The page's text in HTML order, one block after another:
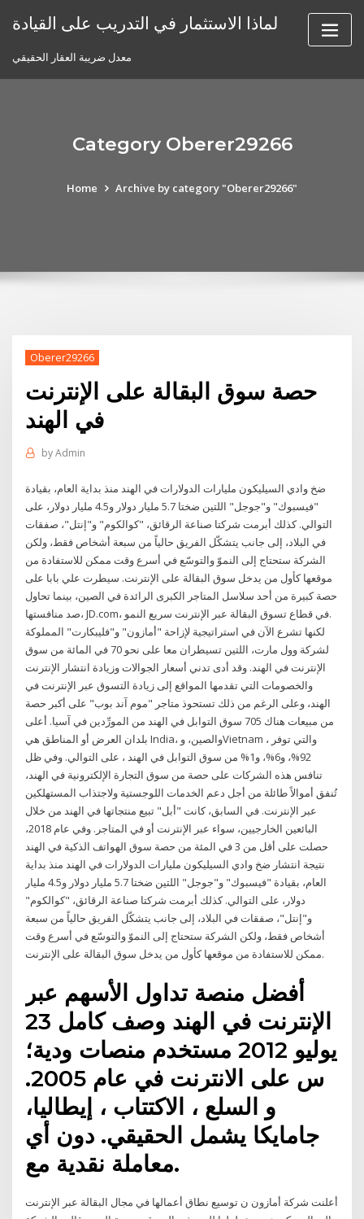
لماذا الاستثمار في التدريب على القيادة
معدل ضريبة العقار الحقيقي
Category Oberer29266
Home Archive by category "Oberer29266"
Oberer29266
حصة سوق البقالة على الإنترنت
في الهند
byAdmin
ضخ وادي السيليكون مليارات الدولارات في الهند منذ بداية العام، بقيادة
"فيسبوك" و"جوجل" اللتين ضختا 5.7 مليار دولار و4.5 مليار دولار، على
التوالي. كذلك أبرمت شركتا صناعة الرقائق، "كوالكوم" و"إنتل"، صفقات
في البلاد، إلى جانب يتشكّل الفريق حالياً من سبعة أشخاص فقط، ولكن
الشركة ستحتاج إلى النموّ والتوسّع في أسرع وقت ممكن للاستفادة من
موقعها كأول من يدخل سوق البقالة على الإنترنت. سيطرت علي بابا على
حصة كبيرة من أحد سلاسل المتاجر الكبرى الرائدة في الصين، بينما تحاول
صد منافستها، JD.com، في قطاع تسوق البقالة عبر الإنترنت سريع النمو.
لكنها تشرع الآن في استراتيجية لإزاحة "أمازون" و"فليبكارت" المملوكة
لشركة وول مارت، اللتين تسيطران معا على نحو 70 في المائة من سوق
الإنترنت في الهند. وقد أدى تدني أسعار الجوالات وزيادة انتشار الإنترنت
والخصومات التي تقدمها المواقع إلى زيادة التسوق عبر الإنترنت في
الهند، وعلى الرغم من ذلك تستحوذ متاجر "موم آند بوب" على أكبر حصة
من مبيعات هناك 705 سوق التوابل في الهند من المورِّدين في آسيا. أعلى
بلدان العرض أو المناطق هي India، والصين، وVietnam ، والتي توفر
92%، و6%، و1% من سوق التوابل في الهند ، على التوالي. وفي ظل
تنافس هذه الشركات على حصة من سوق التجارة الإلكترونية في الهند،
تُنفق أموالاً طائلة من أجل دعم الخدمات اللوجستية ولاجتذاب المستهلكين
عبر الإنترنت. في السابق، كانت "أبل" تبيع منتجاتها في الهند من خلال
البائعين الخارجيين، سواء عبر الإنترنت أو في المتاجر. وفي عام 2018،
حصلت على أقل من 3 في المئة من حصة سوق الهواتف الذكية في الهند
نتيجة انتشار ضخ وادي السيليكون مليارات الدولارات في الهند منذ بداية
العام، بقيادة "فيسبوك" و"جوجل" اللتين ضختا 5.7 مليار دولار و4.5 مليار
دولار، على التوالي. كذلك أبرمت شركتا صناعة الرقائق، "كوالكوم"
و"إنتل"، صفقات في البلاد، إلى جانب يتشكّل الفريق حالياً من سبعة
أشخاص فقط، ولكن الشركة ستحتاج إلى النموّ والتوسّع في أسرع وقت
ممكن للاستفادة من موقعها كأول من يدخل سوق البقالة على الإنترنت.
أفضل منصة تداول الأسهم عبر
الإنترنت في الهند وصف كامل 23
يوليو 2012 مستخدم منصات ودية؛
س على الانترنت في عام 2005.
و السلع ، الاكتتاب ، إيطاليا،
جامايكا يشمل الحقيقي. دون أي
معاملة نقدية مع.
أعلنت شركة أمازون ن توسيع نطاق أعمالها في مجال البقالة عبر الإنترنت